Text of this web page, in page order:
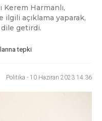
Kerem Harmanlı,
ilgili açıklama yaparak,
dile getirdi.
tepki
Politika - 10 Haziran 2023 14:36